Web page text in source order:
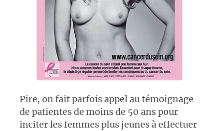
Pire, on fait parfois appel au témoignage
de patientes de moins de 50 ans pour
inciter les femmes plus jeunes à effectuer